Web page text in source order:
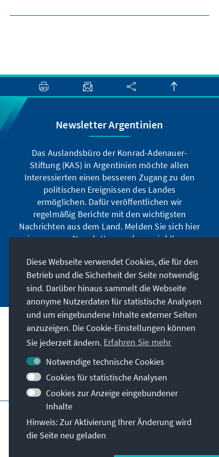
Newsletter Argentinien
Das Auslandsbüro der Konrad-Adenauer-
Stiftung (KAS) in Argentinien möchte allen
Interessierten einen besseren Zugang zu den
politischen Ereignissen des Landes
ermöglichen. Dafür veröffentlichen wir
regelmäßig Berichte mit den wichtigsten
Nachrichten aus dem Land. Melden Sie sich hier
in unserem Newsletter an, dann wird Ihnen
Jetzt abonnieren
Anschrift
Kontakt
Besuchen Sie auch
Hauptseite der KAS
Nutzungsbedingungen
Erklärung zur Barrierefreiheit
© Konrad-Adenauer-Stiftung e.V. 2026
Diese Webseite verwendet Cookies, die für den
Betrieb und die Sicherheit der Seite notwendig
sind. Darüber hinaus sammelt die Webseite
anonyme Nutzerdaten für statistische Analysen
und um eingebundene Inhalte externer Seiten
anzuzeigen. Die Cookie-Einstellungen können
Sie jederzeit ändern. Erfahren Sie mehr
Notwendige technische Cookies
Cookies für statistische Analysen
Cookies zur Anzeige eingebundener
Inhalte
Hinweis: Zur Aktivierung Ihrer Änderung wird
die Seite neu geladen